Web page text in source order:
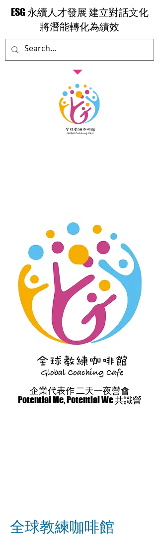
​ESG 永續人才發展 建立對話文化
​將潛能轉化為績效
​企業代表作 二天一夜營會
Potential Me, Potential We 共識營
全球教練咖啡館